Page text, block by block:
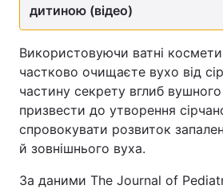
дитиною (відео)
Використовуючи ватні
частково очищаєте вухо від
частину секрету вглиб
призвести до утворення
спровокувати розвиток
й зовнішнього вуха.
За даними The Journal of